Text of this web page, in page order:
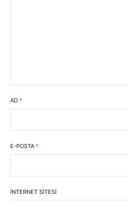
AD *
E-POSTA *
İNTERNET SITESI